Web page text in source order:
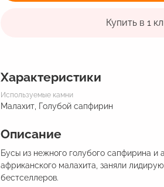
Купить в 1
Характеристики
Используемые камни
Малахит, Голубой сапфирин
Описание
Бусы из нежного голубого сапфирина и
африканского малахита, заняли
бестселлеров.